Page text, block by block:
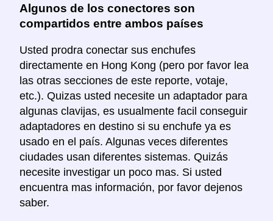
Algunos de los conectores son
compartidos entre ambos países
Usted prodra conectar sus enchufes
directamente en Hong Kong (pero por favor lea
las otras secciones de este reporte, votaje,
etc.). Quizas usted necesite un adaptador para
algunas clavijas, es usualmente facil conseguir
adaptadores en destino si su enchufe ya es
usado en el país. Algunas veces diferentes
ciudades usan diferentes sistemas. Quizás
necesite investigar un poco mas. Si usted
encuentra mas información, por favor dejenos
saber.